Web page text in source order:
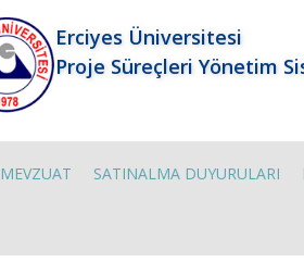
Erciyes Üniversitesi
Proje Süreçleri Yönetim
MEVZUAT SATINALMA DUYURULARI